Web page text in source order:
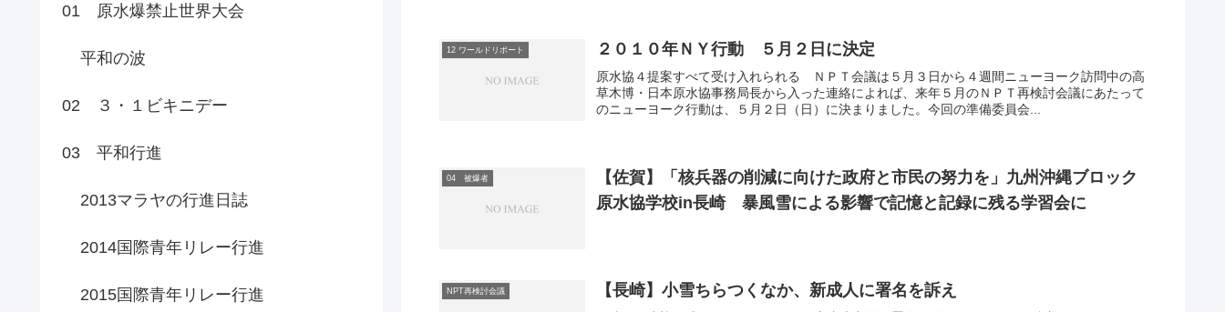
12 ワールドリポート ２０１０年ＮＹ行動 ５月２日に決定
原水協４提案すべて受け入れられる ＮＰＴ会議は５月３日から４週間ニューヨーク訪問中の高
草木博・日本原水協事務局長から入った連絡によれば、来年５月のＮＰＴ再検討会議にあたって
のニューヨーク行動は、５月２日（日）に決まりました。今回の準備委員会...
04 被爆者
【佐賀】「核兵器の削減に向けた政府と市民の努力を」九州沖縄ブロック
原水協学校in長崎 暴風雪による影響で記憶と記録に残る学習会に
NPT再検討会議 【長崎】小雪ちらつくなか、新成人に署名を訴え
01 原水爆禁止世界大会
平和の波
02 ３・１ビキニデー
03 平和行進
2013マラヤの行進日誌
2014国際青年リレー行進
2015国際青年リレー行進